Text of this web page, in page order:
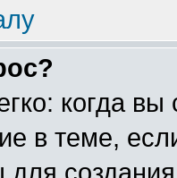
когда
в теме,